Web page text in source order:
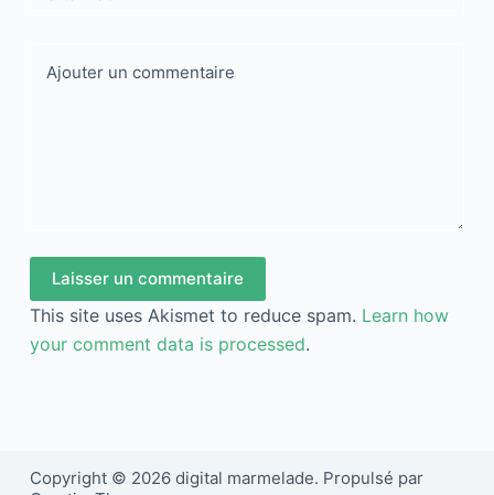
Ajouter un commentaire
Laisser un commentaire
This site uses Akismet to reduce spam. Learn how
your comment data is processed.
Copyright © 2026 digital marmelade. Propulsé par